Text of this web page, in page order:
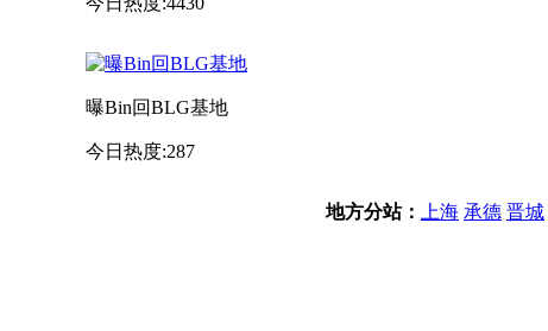
曝Bin回BLG基地
今日热度:287
地方分站： 上海 承德 晋城